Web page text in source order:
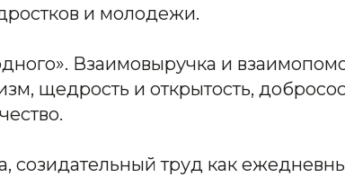
и молодежи.
Взаимовыручка и
щедрость и открытость,
созидательный труд как